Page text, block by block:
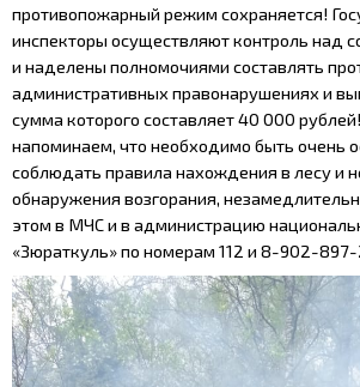
противопожарный режим сохраняется!
инспекторы осуществляют контроль над
и наделены полномочиями составлять
административных правонарушениях и
сумма которого составляет 40 000
напоминаем, что необходимо быть очень
соблюдать правила нахождения в лесу и
обнаружения возгорания,
этом в МЧС и в администрацию
«Зюраткуль» по номерам 112 и 8-902-